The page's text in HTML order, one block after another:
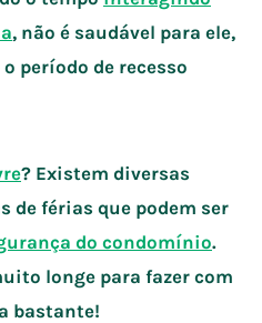
, não é saudável para ele,
período de recesso
? Existem diversas
de férias que podem ser
do condomínio.
longe para fazer com
bastante!